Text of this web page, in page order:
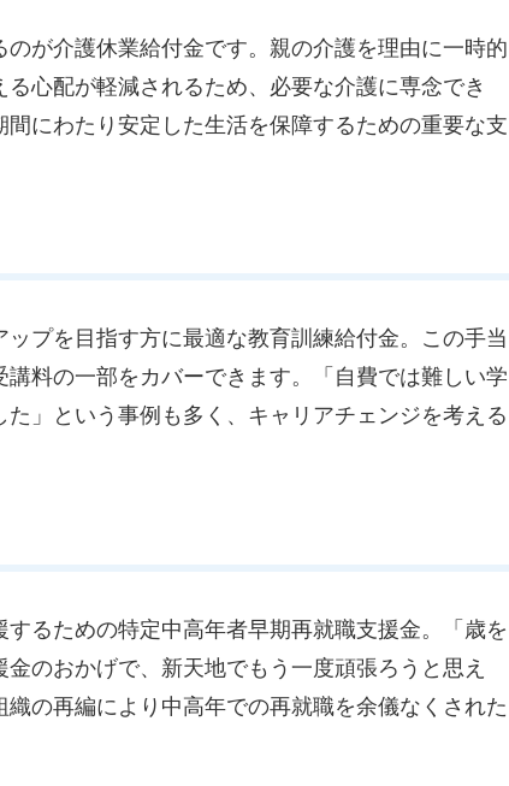
が介護休業給付金です。親の介護を理由に一時的
心配が軽減されるため、必要な介護に専念でき
にわたり安定した生活を保障するための重要な支
プを目指す方に最適な教育訓練給付金。この手当
料の一部をカバーできます。「自費では難しい学
」という事例も多く、キャリアチェンジを考える
るための特定中高年者早期再就職支援金。「歳を
のおかげで、新天地でもう一度頑張ろうと思え
の再編により中高年での再就職を余儀なくされた